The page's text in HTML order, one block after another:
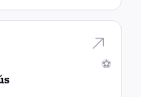
⚽